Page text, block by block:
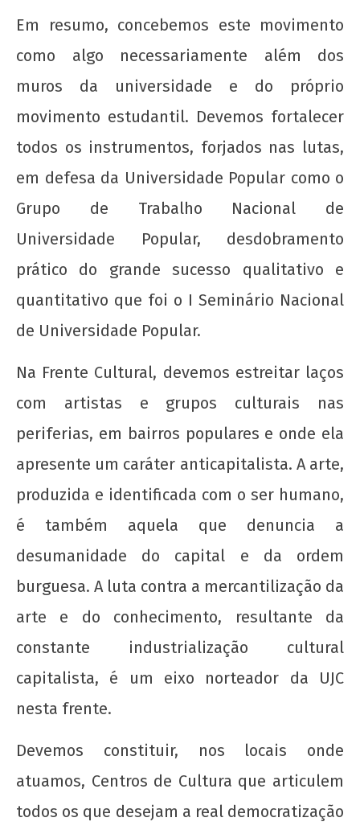
Em resumo, concebemos este movimento
como algo necessariamente além dos
muros da universidade e do próprio
movimento estudantil. Devemos fortalecer
todos os instrumentos, forjados nas lutas,
em defesa da Universidade Popular como o
Grupo de Trabalho Nacional de
Universidade Popular, desdobramento
prático do grande sucesso qualitativo e
quantitativo que foi o I Seminário Nacional
de Universidade Popular.
Na Frente Cultural, devemos estreitar laços
com artistas e grupos culturais nas
periferias, em bairros populares e onde ela
apresente um caráter anticapitalista. A arte,
produzida e identificada com o ser humano,
é também aquela que denuncia a
desumanidade do capital e da ordem
burguesa. A luta contra a mercantilização da
arte e do conhecimento, resultante da
constante industrialização cultural
capitalista, é um eixo norteador da UJC
nesta frente.
Devemos constituir, nos locais onde
atuamos, Centros de Cultura que articulem
todos os que desejam a real democratização